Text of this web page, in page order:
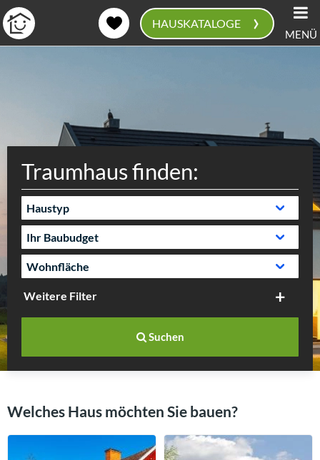
HAUSKATALOGE › MENÜ
Traumhaus finden:
Weitere Filter
Suchen
Welches Haus möchten Sie bauen?